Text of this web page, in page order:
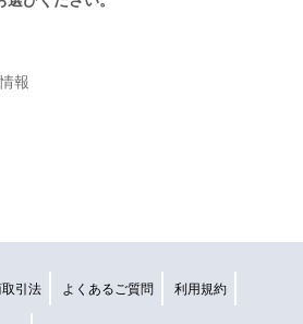
引法 よくあるご質問 利用規約